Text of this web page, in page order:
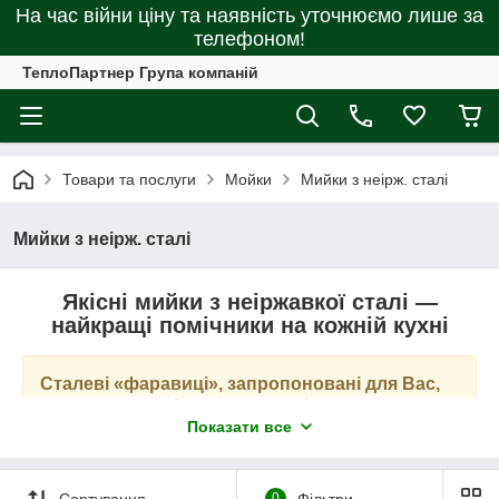
На час війни ціну та наявність уточнюємо лише за
телефоном!
ТеплоПартнер Група компаній
Товари та послуги Мойки Мийки з неірж. сталі
Мийки з неірж. сталі
Якісні мийки з неіржавкої сталі —
найкращі помічники на кожній кухні
Сталеві «фаравиці», запропоновані для Вас,
дуже витривалі — вони здатні працювати
роки напроліт, і вдень, і вночі!
Показати все